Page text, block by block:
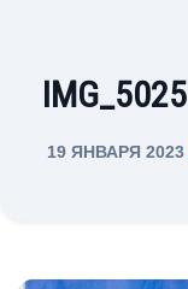
IMG_5025
19 ЯНВАРЯ 2023